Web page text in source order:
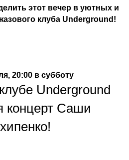
этот вечер в уютных и
клуба Underground!
20:00 в субботу
Underground
концерт Саши